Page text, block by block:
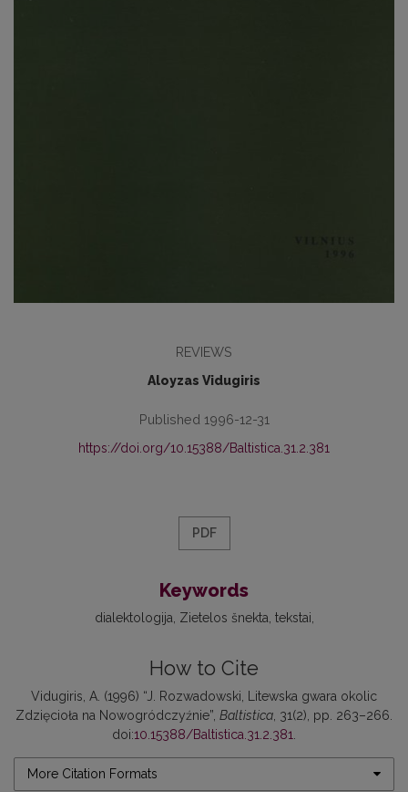
REVIEWS
Aloyzas Vidugiris
Published 1996-12-31
https://doi.org/10.15388/Baltistica.31.2.381
PDF
Keywords
dialektologija Zietelos šnekta tekstai
How to Cite
Vidugiris, A. (1996) “J. Rozwadowski, Litewska gwara okolic
Zdzięcioła na Nowogródczyźnie”, Baltistica , 31(2), pp. 263–266.
doi:10.15388/Baltistica.31.2.381
More Citation Formats